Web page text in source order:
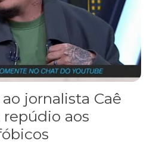
jornalista Caê
repúdio aos